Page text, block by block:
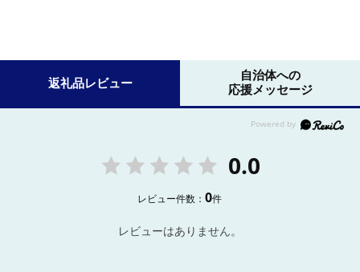
返礼品レビュー
自治体への
応援メッセージ
0.0
レビュー件数：0件
レビューはありません。